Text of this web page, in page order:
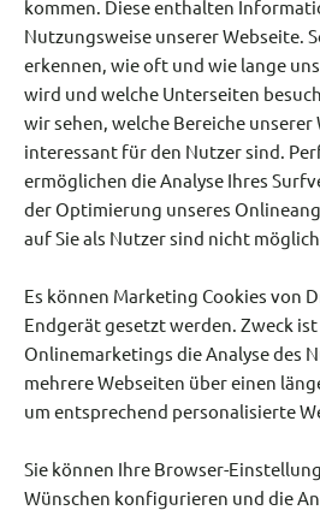
kommen. Diese enthalten
Nutzungsweise unserer Webseite.
erkennen, wie oft und wie lange
wird und welche Unterseiten
wir sehen, welche Bereiche unserer
interessant für den Nutzer sind.
ermöglichen die Analyse Ihres
der Optimierung unseres
auf Sie als Nutzer sind nicht
Es können Marketing Cookies von
Endgerät gesetzt werden. Zweck ist
Onlinemarketings die Analyse des
mehrere Webseiten über einen
um entsprechend personalisierte
Sie können Ihre Browser-
Wünschen konfigurieren und die